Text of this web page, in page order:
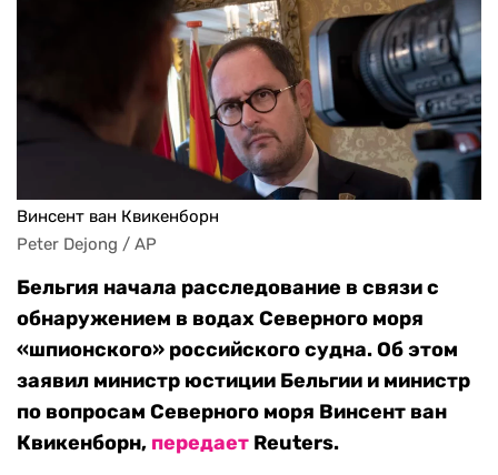
Винсент ван Квикенборн
Peter Dejong / AP
Бельгия начала расследование в связи с
обнаружением в водах Северного моря
«шпионского» российского судна. Об этом
заявил министр юстиции Бельгии и министр
по вопросам Северного моря Винсент ван
Квикенборн, передает Reuters.